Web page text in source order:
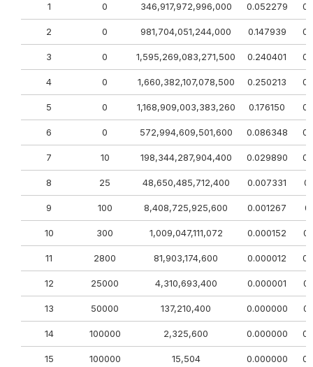
1 0 346,917,972,996,000 0.052279
2 0 981,704,051,244,000 0.147939
3 0 1,595,269,083,271,500 0.240401
4 0 1,660,382,107,078,500 0.250213
5 0 1,168,909,003,383,260 0.176150
6 0 572,994,609,501,600 0.086348
7 10 198,344,287,904,400 0.029890
8 25 48,650,485,712,400 0.007331
9 100 8,408,725,925,600 0.001267
10 300 1,009,047,111,072 0.000152
11 2800 81,903,174,600 0.000012
12 25000 4,310,693,400 0.000001
13 50000 137,210,400 0.000000
14 100000 2,325,600 0.000000
15 100000 15,504 0.000000